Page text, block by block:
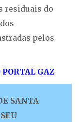
residuais do
pelos
GAZ
SANTA